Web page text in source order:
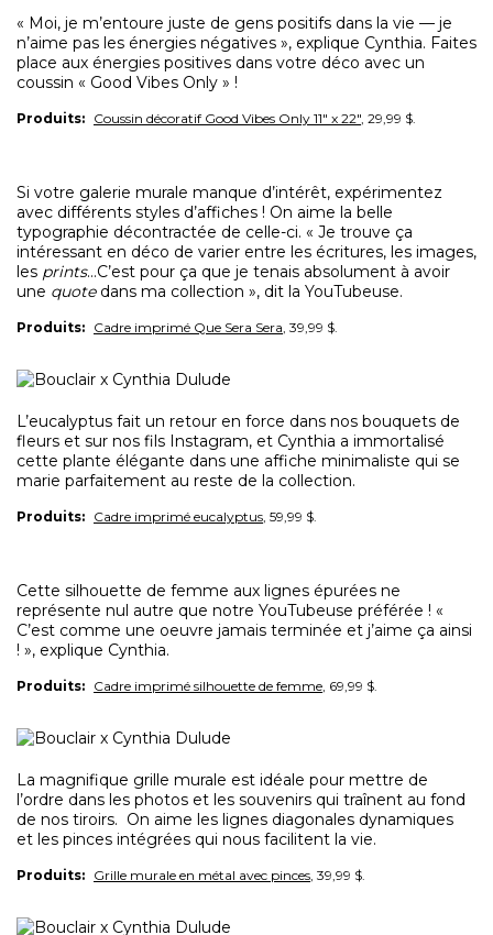
« Moi, je m’entoure juste de gens positifs dans la vie — je
n’aime pas les énergies négatives », explique Cynthia. Faites
place aux énergies positives dans votre déco avec un
coussin « Good Vibes Only » !
Produits: Coussin décoratif Good Vibes Only 11" x 22", 29,99 $.
Si votre galerie murale manque d’intérêt, expérimentez
avec différents styles d’affiches ! On aime la belle
typographie décontractée de celle-ci. « Je trouve ça
intéressant en déco de varier entre les écritures, les images,
les prints…C’est pour ça que je tenais absolument à avoir
une quotedans ma collection », dit la YouTubeuse.
Produits: Cadre imprimé Que Sera Sera, 39,99 $.
L’eucalyptus fait un retour en force dans nos bouquets de
fleurs et sur nos fils Instagram, et Cynthia a immortalisé
cette plante élégante dans une affiche minimaliste qui se
marie parfaitement au reste de la collection.
Produits: Cadre imprimé eucalyptus, 59,99 $.
Cette silhouette de femme aux lignes épurées ne
représente nul autre que notre YouTubeuse préférée ! «
C’est comme une oeuvre jamais terminée et j’aime ça ainsi
! », explique Cynthia.
Produits: Cadre imprimé silhouette de femme, 69,99 $.
La magnifique grille murale est idéale pour mettre de
l’ordre dans les photos et les souvenirs qui traînent au fond
de nos tiroirs. On aime les lignes diagonales dynamiques
et les pinces intégrées qui nous facilitent la vie.
Produits: Grille murale en métal avec pinces, 39,99 $.